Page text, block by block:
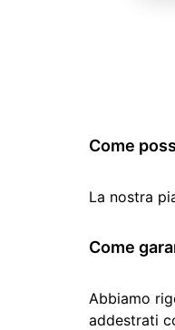
Come
La nostra
Come
Abbiamo
addestrati